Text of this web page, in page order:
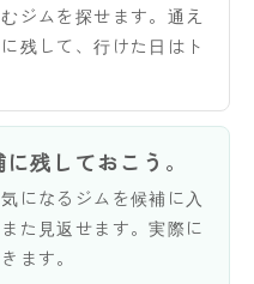
ジムを探せます。通え
残して、行けた日はト
残しておこう。
になるジムを候補に入
た見返せます。実際に
ます。